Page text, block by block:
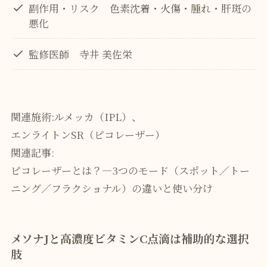
副作用・リスク 色素沈着・火傷・腫れ・肝斑の
悪化
監修医師 寺井 美佐栄
関連施術:ルメッカ（IPL） 、
エンライトンSR（ピコレーザー）
関連記事:
ピコレーザーとは？―3つのモード（スポット／トー
ニング／フラクショナル）の違いと使い分け
メソナJと高濃度ビタミンC点滴は補助的な選択
肢